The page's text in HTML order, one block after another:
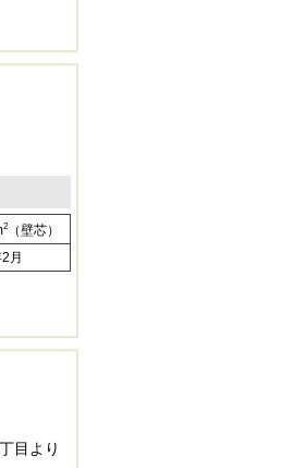
2
（壁芯）
月
目より